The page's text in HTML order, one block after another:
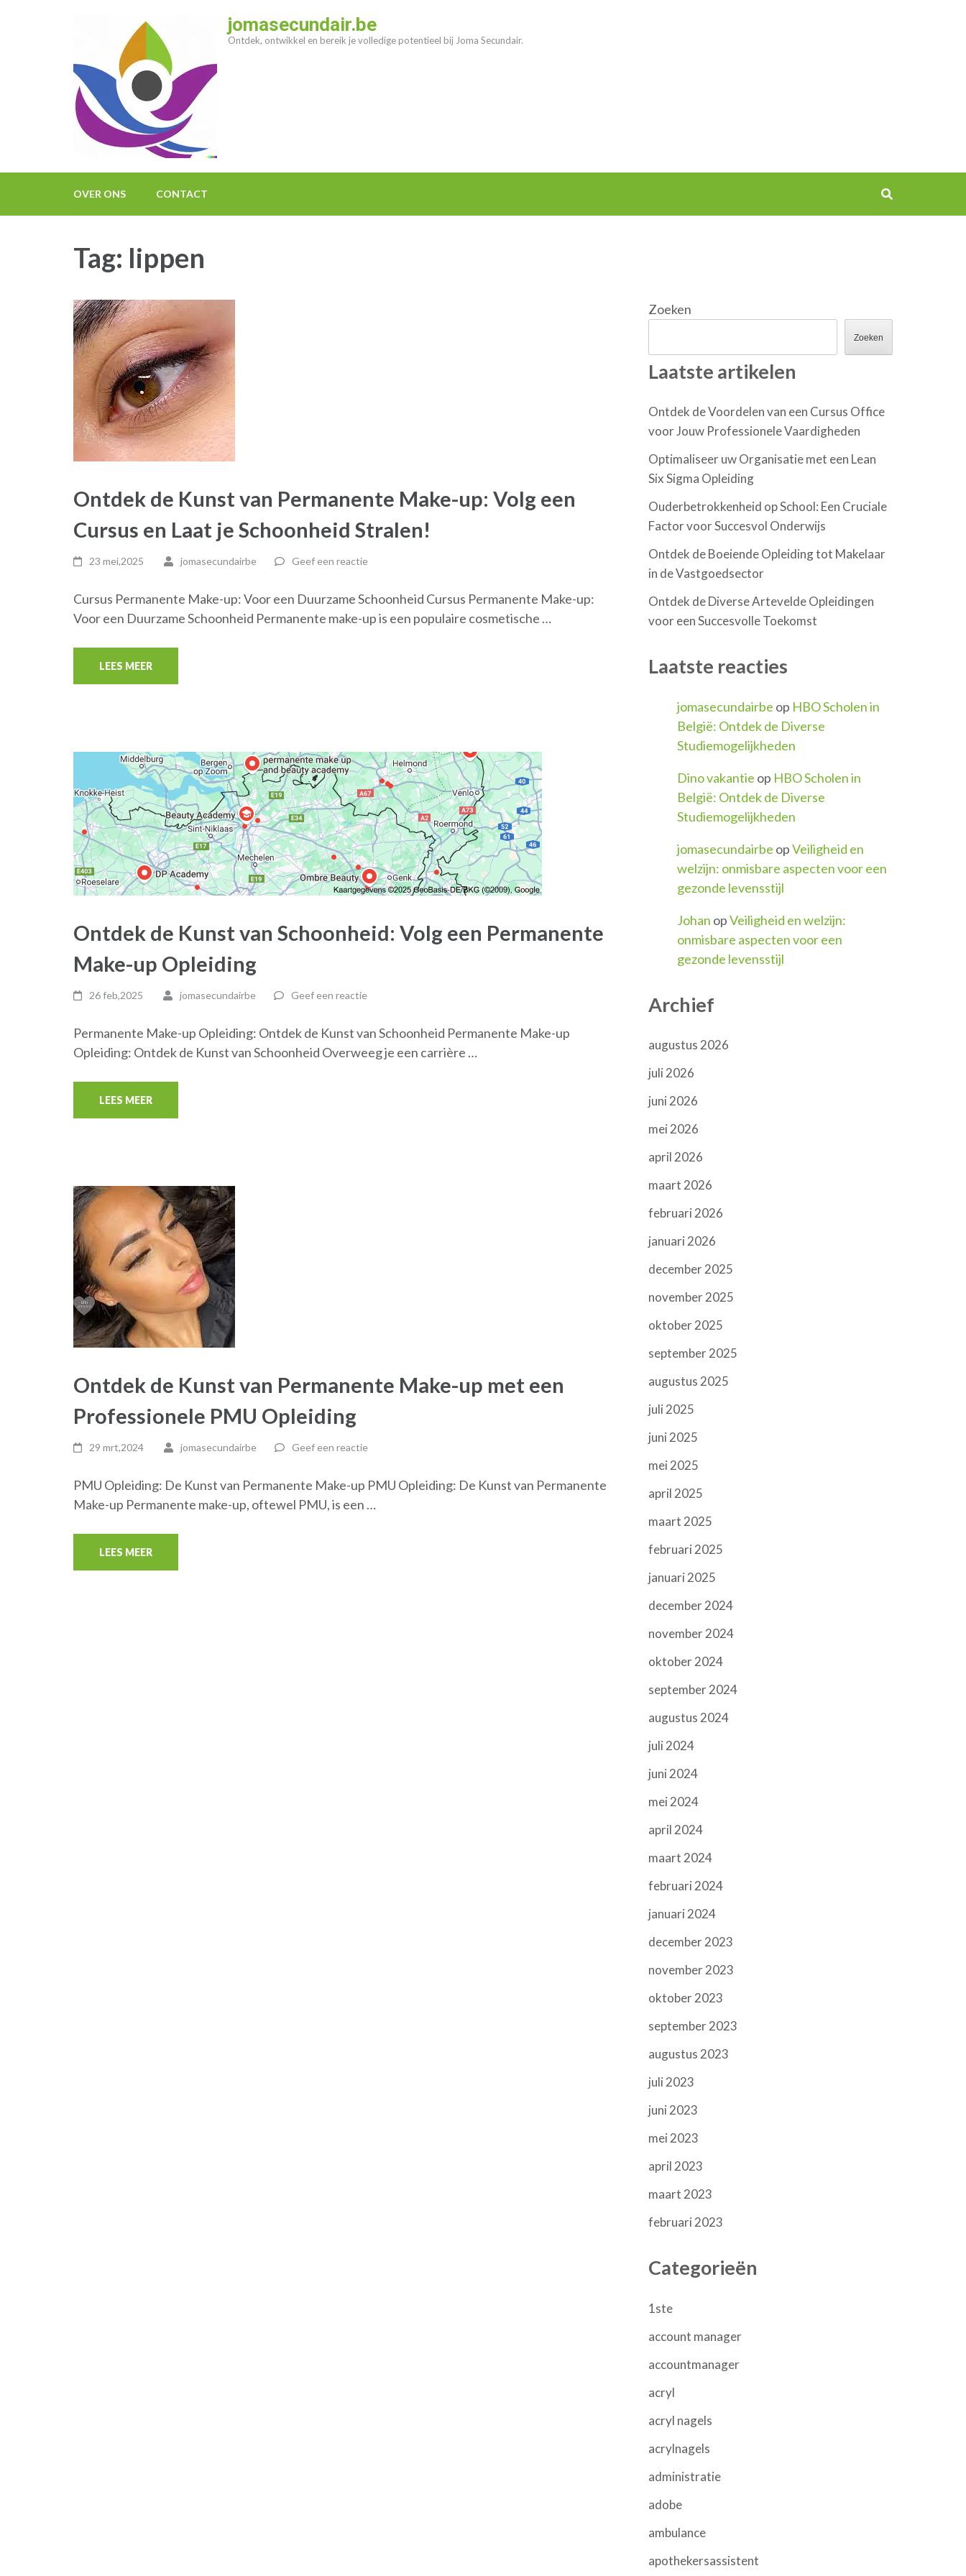
jomasecundair.be
Ontdek, ontwikkel en bereik je volledige potentieel bij Joma Secundair.
OVER ONS CONTACT
Tag: lippen
Ontdek de Kunst van Permanente Make-up: Volg een
Cursus en Laat je Schoonheid Stralen!
23 mei,2025 jomasecundairbe Geef een reactie
Cursus Permanente Make-up: Voor een Duurzame Schoonheid Cursus Permanente Make-up:
Voor een Duurzame Schoonheid Permanente make-up is een populaire cosmetische …
LEES MEER
Ontdek de Kunst van Schoonheid: Volg een Permanente
Make-up Opleiding
26 feb,2025 jomasecundairbe Geef een reactie
Permanente Make-up Opleiding: Ontdek de Kunst van Schoonheid Permanente Make-up
Opleiding: Ontdek de Kunst van Schoonheid Overweeg je een carrière …
LEES MEER
Ontdek de Kunst van Permanente Make-up met een
Professionele PMU Opleiding
29 mrt,2024 jomasecundairbe Geef een reactie
PMU Opleiding: De Kunst van Permanente Make-up PMU Opleiding: De Kunst van Permanente
Make-up Permanente make-up, oftewel PMU, is een …
LEES MEER
Zoeken
Zoeken
Laatste artikelen
Ontdek de Voordelen van een Cursus Office
voor Jouw Professionele Vaardigheden
Optimaliseer uw Organisatie met een Lean
Six Sigma Opleiding
Ouderbetrokkenheid op School: Een Cruciale
Factor voor Succesvol Onderwijs
Ontdek de Boeiende Opleiding tot Makelaar
in de Vastgoedsector
Ontdek de Diverse Artevelde Opleidingen
voor een Succesvolle Toekomst
Laatste reacties
jomasecundairbe op HBO Scholen in
België: Ontdek de Diverse
Studiemogelijkheden
Dino vakantie op HBO Scholen in
België: Ontdek de Diverse
Studiemogelijkheden
jomasecundairbe opVeiligheid en
welzijn: onmisbare aspecten voor een
gezonde levensstijl
Johan opVeiligheid en welzijn:
onmisbare aspecten voor een
gezonde levensstijl
Archief
augustus 2026
juli 2026
juni 2026
mei 2026
april 2026
maart 2026
februari 2026
januari 2026
december 2025
november 2025
oktober 2025
september 2025
augustus 2025
juli 2025
juni 2025
mei 2025
april 2025
maart 2025
februari 2025
januari 2025
december 2024
november 2024
oktober 2024
september 2024
augustus 2024
juli 2024
juni 2024
mei 2024
april 2024
maart 2024
februari 2024
januari 2024
december 2023
november 2023
oktober 2023
september 2023
augustus 2023
juli 2023
juni 2023
mei 2023
april 2023
maart 2023
februari 2023
Categorieën
1ste
account manager
accountmanager
acryl
acryl nagels
acrylnagels
administratie
adobe
ambulance
apothekersassistent